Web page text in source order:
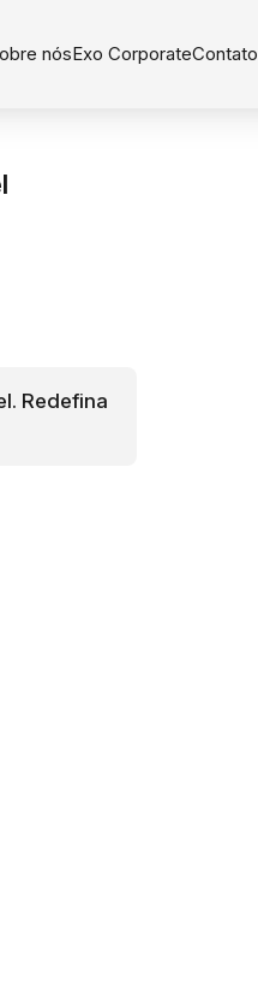
Contato
Exo Corporate
nós
Redefina